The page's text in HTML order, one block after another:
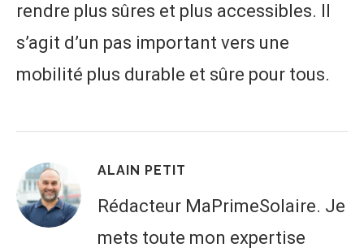
rendre plus sûres et plus accessibles. Il
s’agit d’un pas important vers une
mobilité plus durable et sûre pour tous.
ALAIN PETIT
Rédacteur MaPrimeSolaire. Je
mets toute mon expertise